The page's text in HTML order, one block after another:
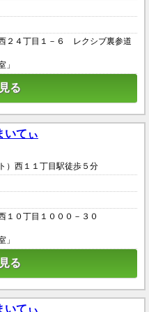
２４丁目１－６ レクシブ裏参道
」
る
いてぃ
）西１１丁目駅徒歩５分
１０丁目１０００－３０
」
る
いてぃ